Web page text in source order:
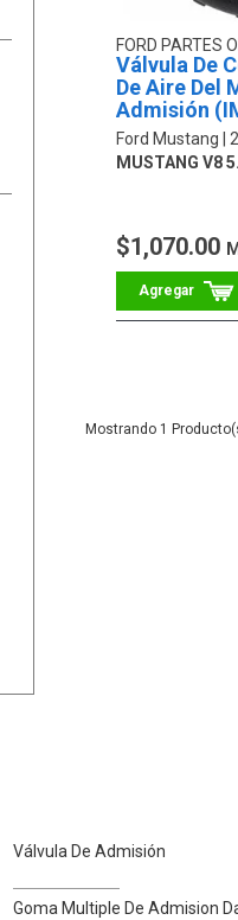
FORD PARTES
Válvula De
De Aire Del
Admisión
Ford Mustang
MUSTANG V8
$1,070.00
1
Válvula De Admisión
Goma Multiple De Admision